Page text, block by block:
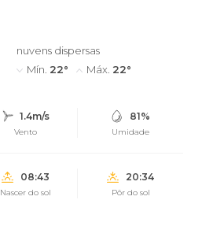
nuvens dispersas
Mín. 22° Máx. 22°
1.4m/s
Vento
81%
Umidade
08:43
Nascer do sol
20:34
Pôr do sol